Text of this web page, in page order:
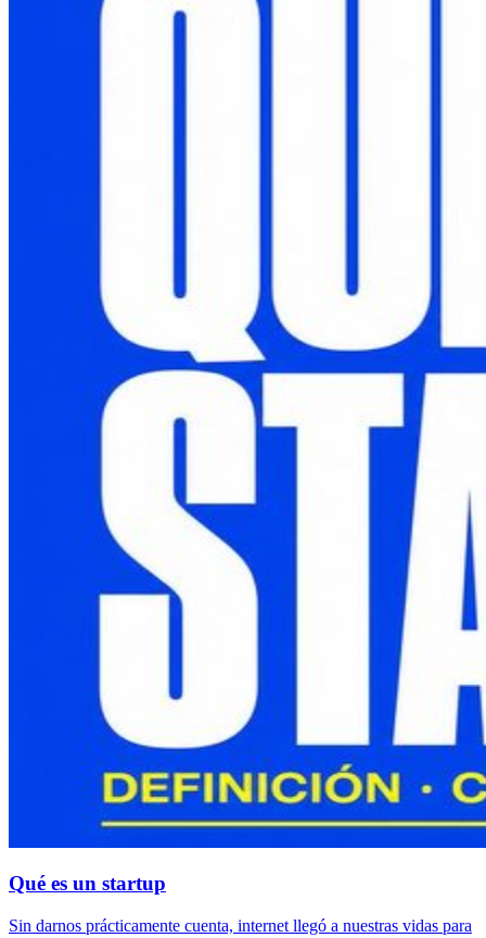
Qué es un startup
Sin darnos prácticamente cuenta, internet llegó a nuestras vidas para